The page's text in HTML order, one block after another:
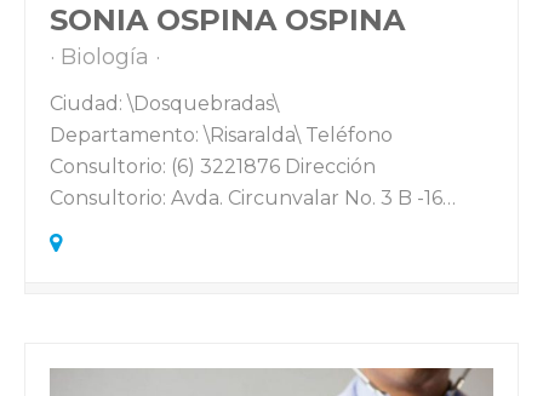
SONIA OSPINA OSPINA
Biología
Ciudad: \Dosquebradas\
Departamento: \Risaralda\ Teléfono
Consultorio: (6) 3221876 Dirección
Consultorio: Avda. Circunvalar No. 3 B -16…